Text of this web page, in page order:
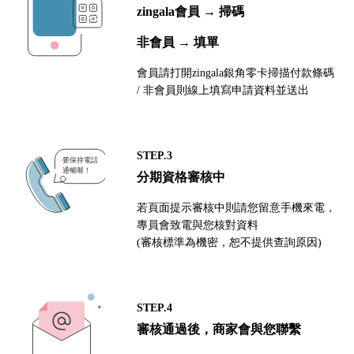
zingala會員 → 掃碼
非會員 → 填單
會員請打開zingala銀角零卡掃描付款條碼
/ 非會員則線上填寫申請資料並送出
STEP.3
分期資格審核中
若頁面提示審核中則請您留意手機來電，
專員會致電與您核對資料
(審核標準為機密，恕不提供查詢原因)
STEP.4
審核通過後，商家會與您聯繫